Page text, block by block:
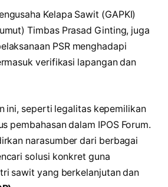
Kelapa Sawit (GAPKI)
Timbas Prasad Ginting, juga
PSR menghadapi
verifikasi lapangan dan
ini, seperti legalitas kepemilikan
pembahasan dalam IPOS Forum.
narasumber dari berbagai
solusi konkret guna
sawit yang berkelanjutan dan